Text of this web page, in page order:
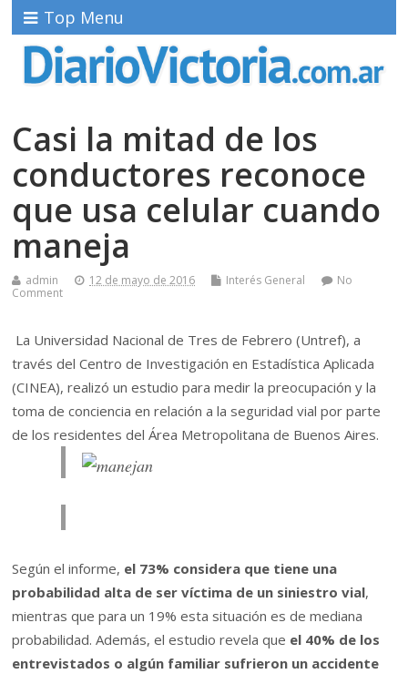
Top Menu
Casi la mitad de los
conductores reconoce
que usa celular cuando
maneja
admin 12 de mayo de 2016 Interés General
No
Comment
La Universidad Nacional de Tres de Febrero (Untref), a
través del Centro de Investigación en Estadística Aplicada
(CINEA), realizó un estudio para medir la preocupación y la
toma de conciencia en relación a la seguridad vial por parte
de los residentes del Área Metropolitana de Buenos Aires.
Según el informe, el 73% considera que tiene una
probabilidad alta de ser víctima de un siniestro vial,
mientras que para un 19% esta situación es de mediana
probabilidad. Además, el estudio revela que el 40% de los
entrevistados o algún familiar sufrieron un accidente